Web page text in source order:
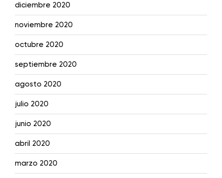
diciembre 2020
noviembre 2020
octubre 2020
septiembre 2020
agosto 2020
julio 2020
junio 2020
abril 2020
marzo 2020